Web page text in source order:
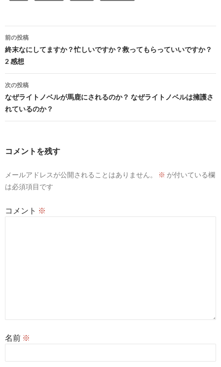
投
稿
ナ
ビ
ゲ
ー
ョ
ン
前の投稿
終末なにしてますか？忙しいですか？救ってもらっていいですか？
2 感想
次の投稿
なぜライトノベルが馬鹿にされるのか？ なぜライトノベルは擁護さ
れているのか？
コメントを残す
メールアドレスが公開されることはありません。 ※ が付いている欄
は必須項目です
コメント ※
名前 ※